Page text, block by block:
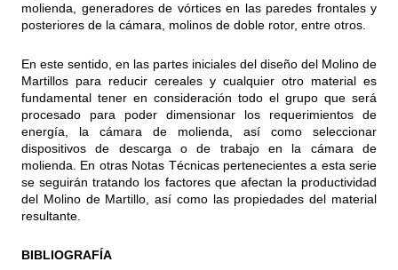
molienda, generadores de vórtices en las paredes frontales y
posteriores de la cámara, molinos de doble rotor, entre otros.
En este sentido, en las partes iniciales del diseño del Molino de
Martillos para reducir cereales y cualquier otro material es
fundamental tener en consideración todo el grupo que será
procesado para poder dimensionar los requerimientos de
energía, la cámara de molienda, así como seleccionar
dispositivos de descarga o de trabajo en la cámara de
molienda. En otras Notas Técnicas pertenecientes a esta serie
se seguirán tratando los factores que afectan la productividad
del Molino de Martillo, así como las propiedades del material
resultante.
BIBLIOGRAFÍA